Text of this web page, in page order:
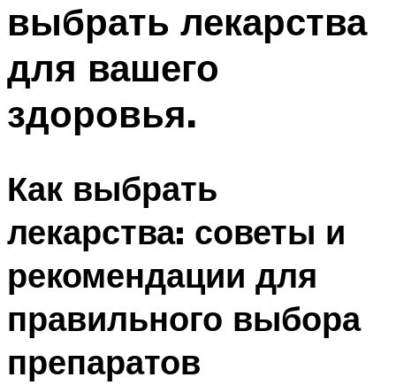
выбрать лекарства
для вашего
здоровья.
Как выбрать
лекарства: советы и
рекомендации для
правильного выбора
препаратов